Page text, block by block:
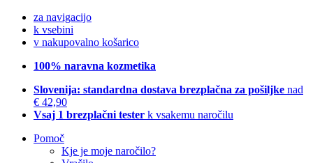
za navigacijo
k vsebini
v nakupovalno košarico
100% naravna kozmetika
Slovenija: standardna dostava brezplačna za pošiljke nad
€ 42,90
Vsaj 1 brezplačni tester k vsakemu naročilu
Pomoč
Kje je moje naročilo?